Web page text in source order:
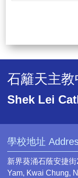
石籬天主教
Shek Lei
學校地址
新界葵涌石蔭安捷
Yam, Kwai Chung,